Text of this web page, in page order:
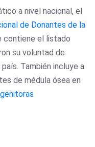
a nivel nacional, el
de Donantes de la
contiene el listado
su voluntad de
También incluye a
de médula ósea en